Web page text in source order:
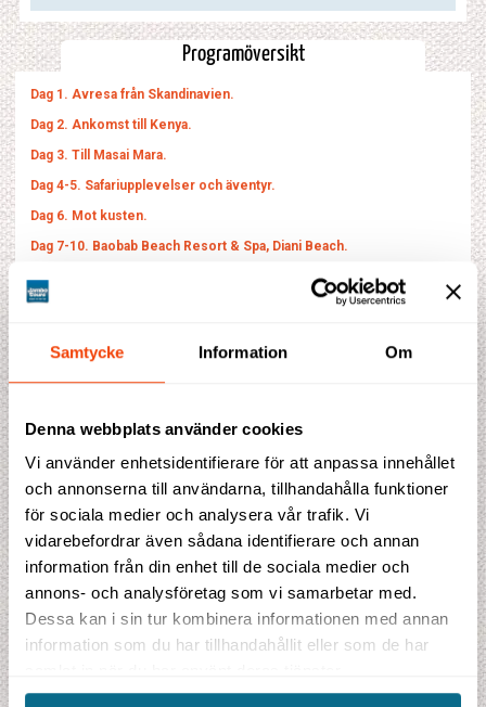
Samtycke Information Om
Denna webbplats använder cookies
Vi använder enhetsidentifierare för att anpassa innehållet
och annonserna till användarna, tillhandahålla funktioner
för sociala medier och analysera vår trafik. Vi
vidarebefordrar även sådana identifierare och annan
information från din enhet till de sociala medier och
annons- och analysföretag som vi samarbetar med.
Dessa kan i sin tur kombinera informationen med annan
information som du har tillhandahållit eller som de har
Programöversikt
Dag 1. Avresa från Skandinavien.
Dag 2. Ankomst till Kenya.
Dag 3. Till Masai Mara.
Dag 4-5. Safariupplevelser och äventyr.
Dag 6. Mot kusten.
Dag 7-10. Baobab Beach Resort & Spa, Diani Beach.
Dag 11: Hemresa.
Dag
Prisblad
Prisförslag
Denna resa saknar för tillfället prisindikation. Fyll gärna i